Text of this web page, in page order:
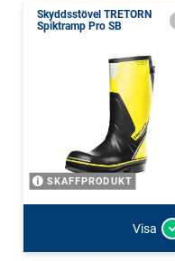
Skyddsstövel TRETORN
Spiktramp Pro SB
SKAFFPRODUKT
Visa